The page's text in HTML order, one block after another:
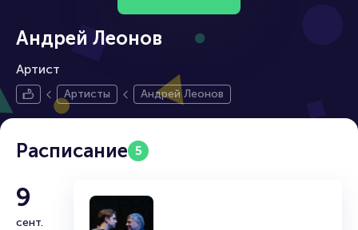
Андрей Леонов
Артист
Артисты Андрей Леонов
Расписание 5
9
сент.